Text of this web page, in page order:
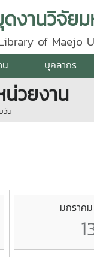
งานวิจัย
of Maejo
น บุคลากร
วยงาน
วัน
มกราค